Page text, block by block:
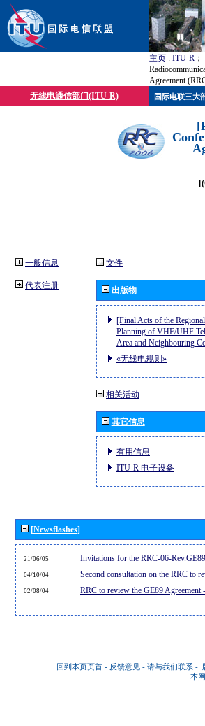
主页 : ITU-R
Agreement
无线电通信部门(ITU-R)
一般信息
代表注册
文件
出版物
[Final Acts of the
Planning of VHF/UHF
Area and Neighbouring
«无线电规则»
相关活动
其它信息
有用信息
ITU-R 电子设备
[Newsflashes]
21/06/05 Invitations for the RRC-06-Rev.GE89
04/10/04 Second consultation on the RRC to
02/08/04 RRC to review the GE89 Agreement
回到本页页首 - 反馈意见 - 请与我们联系 -
本
国际电联三大